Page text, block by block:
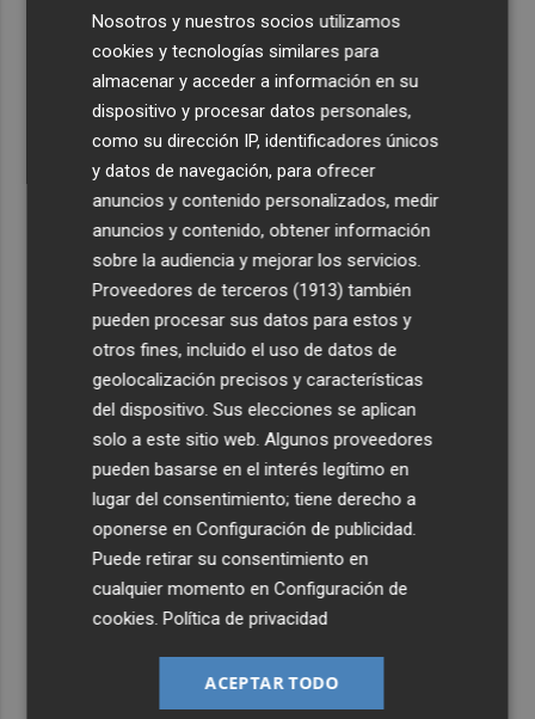
accionista de ACS y eleva su participación al 15%
La Femp se coordina con los gobiernos locales para el
eclipse solar del 12 de agosto
El incendio del Cerro Maestre de Jumilla activa el Plan
Infomur en situación 1
Nosotros y nuestros socios utilizamos
cookies y tecnologías similares para
almacenar y acceder a información en su
dispositivo y procesar datos personales,
como su dirección IP, identificadores únicos
y datos de navegación, para ofrecer
anuncios y contenido personalizados, medir
anuncios y contenido, obtener información
sobre la audiencia y mejorar los servicios.
Proveedores de terceros (1913) también
pueden procesar sus datos para estos y
otros fines, incluido el uso de datos de
geolocalización precisos y características
del dispositivo. Sus elecciones se aplican
solo a este sitio web. Algunos proveedores
pueden basarse en el interés legítimo en
lugar del consentimiento; tiene derecho a
oponerse enConfiguración de publicidad
Puede retirar su consentimiento en
cualquier momento enConfiguración de
cookies .Política de privacidad
ACEPTAR TODO